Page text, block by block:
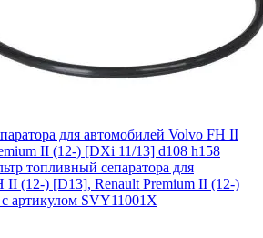
для автомобилей Volvo FH II
II (12-) [DXi 11/13] d108 h158
топливный сепаратора для
II (12-) [D13], Renault Premium II (12-)
артикулом SVY11001X